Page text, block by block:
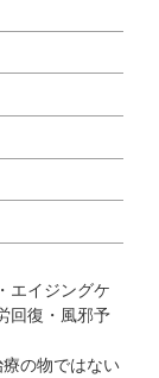
エイジングケ
回復・風邪予
の物ではない